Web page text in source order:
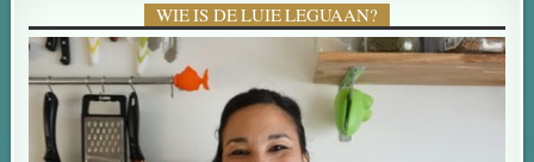
WIE IS DE LUIE LEGUAAN?